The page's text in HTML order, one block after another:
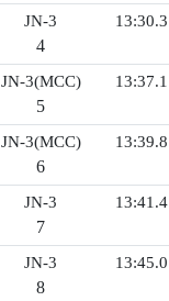
JN-3
4
13:30.3
JN-3(MCC)
5
13:37.1
JN-3(MCC)
6
13:39.8
JN-3
7
13:41.4
JN-3
8
13:45.0